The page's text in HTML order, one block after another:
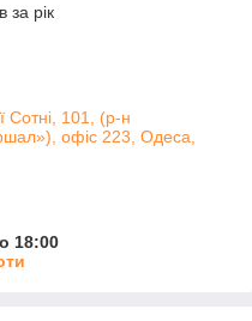
за рік
Сотні, 101, (р-н
офіс 223, Одеса,
18:00